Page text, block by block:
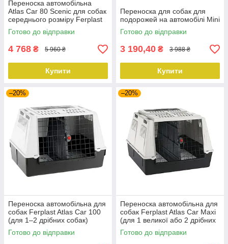
Переноска автомобільна
Atlas Car 80 Scenic для собак
середнього розміру Ferplast
Готово до відправки
4 768 ₴ 5 960 ₴
Купити
Переноска для собак для
подорожей на автомобілі Mini
Готово до відправки
3 190,40 ₴ 3 988 ₴
Купити
–20%
Переноска автомобільна для
собак Ferplast Atlas Car 100
(для 1–2 дрібних собак)
Готово до відправки
–20%
Переноска автомобільна для
собак Ferplast Atlas Car Maxi
(для 1 великої або 2 дрібних
собак)
Готово до відправки